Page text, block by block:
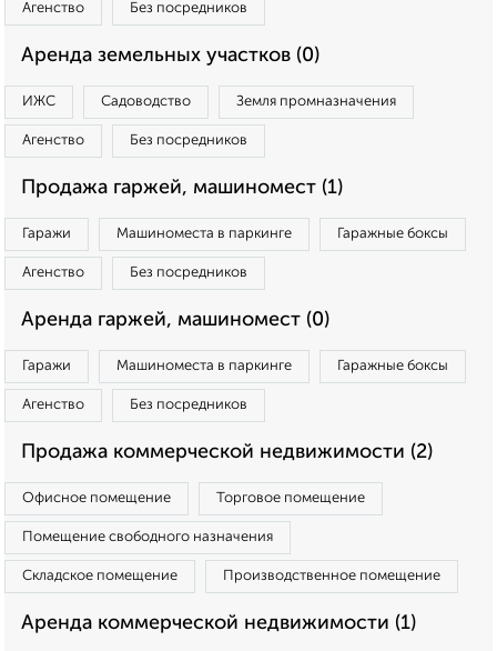
Агенство Без посредников
Аренда земельных участков (0)
ИЖС Садоводство Земля промназначения
Агенство Без посредников
Продажа гаржей, машиномест (1)
Гаражи Машиноместа в паркинге Гаражные боксы
Агенство Без посредников
Аренда гаржей, машиномест (0)
Гаражи Машиноместа в паркинге Гаражные боксы
Агенство Без посредников
Продажа коммерческой недвижимости (2)
Офисное помещение Торговое помещение
Помещение свободного назначения
Складское помещение Производственное помещение
Аренда коммерческой недвижимости (1)